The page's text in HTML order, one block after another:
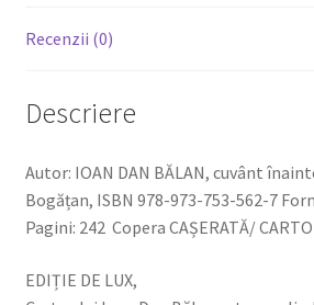
Retezat
2-
Recenzii (0)
Descriere
Autor: IOAN DAN BĂLAN, cuvânt
Bogățan, ISBN 978-973-753-562-7
Pagini: 242 Copera CAȘERATĂ/
EDIȚIE DE LUX,